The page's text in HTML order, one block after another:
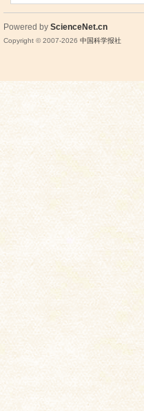
Powered by ScienceNet.cn
Copyright © 2007-2026 中国科学报社